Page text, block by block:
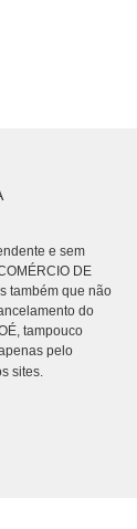
e sem
DE
também que não
do
tampouco
pelo
sites.